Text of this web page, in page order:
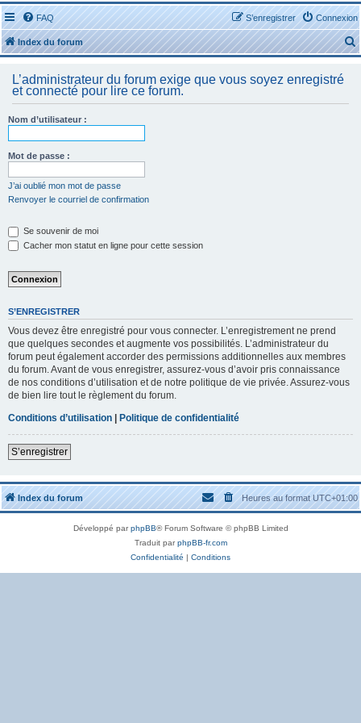
FAQ Connexion
S’enregistrer
Index du forum
e
L’administrateur du forum exige que vous soyez enregistré
et connecté pour lire ce forum.
Nom d’utilisateur :
Mot de passe :
J’ai oublié mon mot de passe
Renvoyer le courriel de confirmation
Se souvenir de moi
Cacher mon statut en ligne pour cette session
S’ENREGISTRER
Vous devez être enregistré pour vous connecter. L’enregistrement ne prend
que quelques secondes et augmente vos possibilités. L’administrateur du
forum peut également accorder des permissions additionnelles aux membres
du forum. Avant de vous enregistrer, assurez-vous d’avoir pris connaissance
de nos conditions d’utilisation et de notre politique de vie privée. Assurez-vous
de bien lire tout le règlement du forum.
Conditions d’utilisation | Politique de confidentialité
S’enregistrer
Index du forum Heures au formatUTC+01:00
Développé parphpBB® Forum Software © phpBB Limited
Traduit parphpBB-fr.com
Confidentialité | Conditions